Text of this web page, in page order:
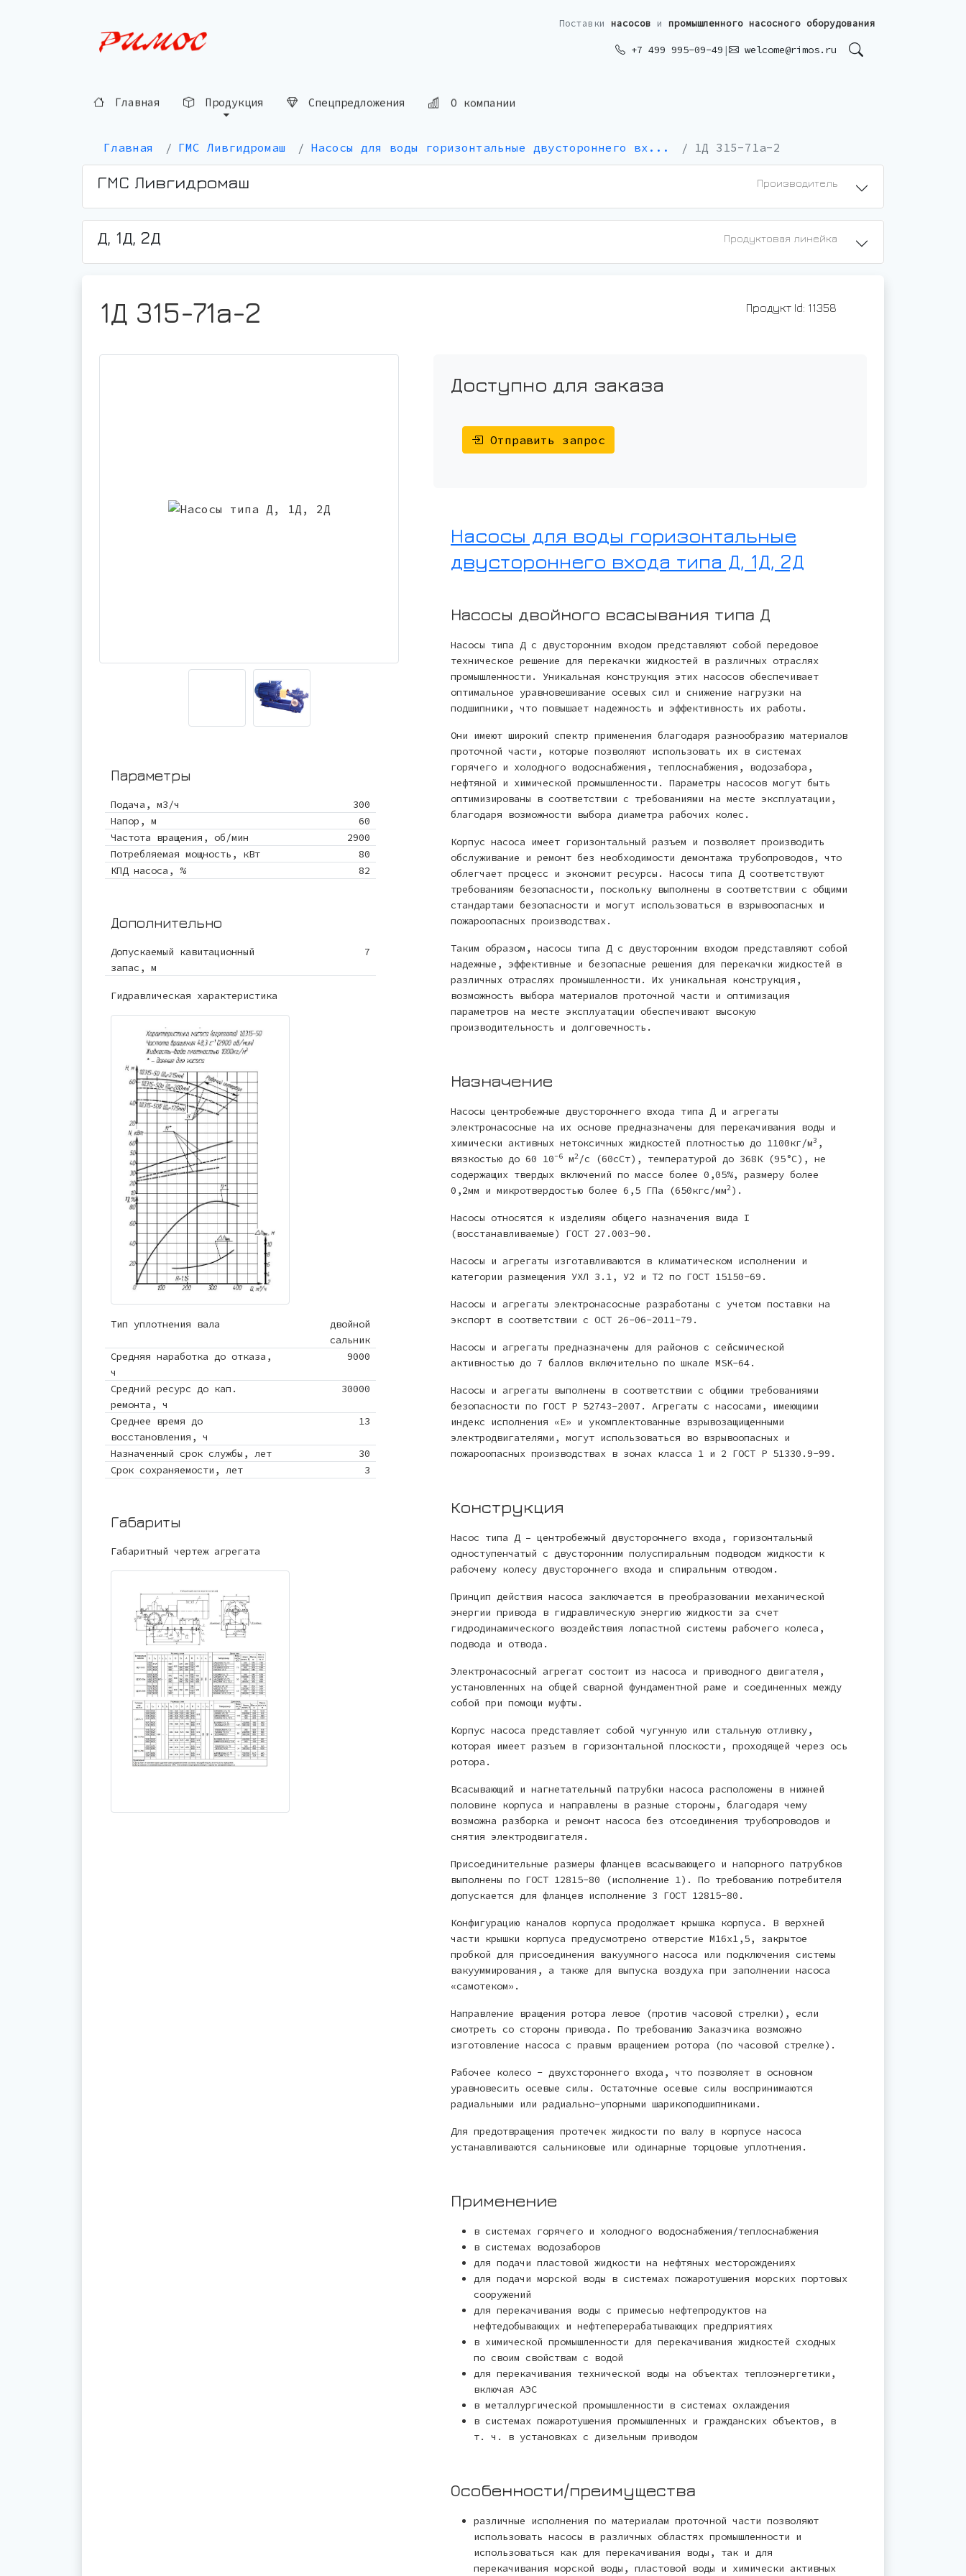
Поставки насосов и промышленного насосного оборудования
+7 499 995-09-49 | welcome@rimos.ru
Главная Продукция Спецпредложения О компании
Главная ГМС Ливгидромаш Насосы для воды горизонтальные двустороннего вх... 1Д 315-71а-2
ГМС Ливгидромаш Производитель
Д, 1Д, 2Д Продуктовая линейка
1Д 315-71а-2 Продукт Id: 11358
Параметры
Подача, м3/ч
300
Напор, м
60
Частота вращения, об/мин
2900
Потребляемая мощность, кВт
80
КПД насоса, %
82
Дополнительно
Допускаемый кавитационный
запас, м
7
Гидравлическая характеристика
Тип уплотнения вала
двойной
сальник
Средняя наработка до отказа,
ч
9000
Средний ресурс до кап.
ремонта, ч
30000
Среднее время до
восстановления, ч
13
Назначенный срок службы, лет
30
Срок сохраняемости, лет
3
Габариты
Габаритный чертеж агрегата
Доступно для заказа
Отправить запрос
Насосы для воды горизонтальные
двустороннего входа типа Д, 1Д, 2Д
Насосы двойного всасывания типа Д
Насосы типа Д с двусторонним входом представляют собой передовое
техническое решение для перекачки жидкостей в различных отраслях
промышленности. Уникальная конструкция этих насосов обеспечивает
оптимальное уравновешивание осевых сил и снижение нагрузки на
подшипники, что повышает надежность и эффективность их работы.
Они имеют широкий спектр применения благодаря разнообразию материалов
проточной части, которые позволяют использовать их в системах
горячего и холодного водоснабжения, теплоснабжения, водозабора,
нефтяной и химической промышленности. Параметры насосов могут быть
оптимизированы в соответствии с требованиями на месте эксплуатации,
благодаря возможности выбора диаметра рабочих колес.
Корпус насоса имеет горизонтальный разъем и позволяет производить
обслуживание и ремонт без необходимости демонтажа трубопроводов, что
облегчает процесс и экономит ресурсы. Насосы типа Д соответствуют
требованиям безопасности, поскольку выполнены в соответствии с общими
стандартами безопасности и могут использоваться в взрывоопасных и
пожароопасных производствах.
Таким образом, насосы типа Д с двусторонним входом представляют собой
надежные, эффективные и безопасные решения для перекачки жидкостей в
различных отраслях промышленности. Их уникальная конструкция,
возможность выбора материалов проточной части и оптимизация
параметров на месте эксплуатации обеспечивают высокую
производительность и долговечность.
Назначение
Насосы центробежные двустороннего входа типа Д и агрегаты
электронасосные на их основе предназначены для перекачивания воды и
химически активных нетоксичных жидкостей плотностью до 1100кг/м3 ,
вязкостью до 60 10-6 м2/с (60сСт), температурой до 368К (95°С), не
содержащих твердых включений по массе более 0,05%, размеру более
0,2мм и микротвердостью более 6,5 ГПа (650кгс/мм2).
Насосы относятся к изделиям общего назначения вида I
(восстанавливаемые) ГОСТ 27.003-90.
Насосы и агрегаты изготавливаются в климатическом исполнении и
категории размещения УХЛ 3.1, У2 и Т2 по ГОСТ 15150-69.
Насосы и агрегаты электронасосные разработаны с учетом поставки на
экспорт в соответствии с ОСТ 26-06-2011-79.
Насосы и агрегаты предназначены для районов с сейсмической
активностью до 7 баллов включительно по шкале MSK-64.
Насосы и агрегаты выполнены в соответствии с общими требованиями
безопасности по ГОСТ Р 52743-2007. Агрегаты с насосами, имеющими
индекс исполнения «Е» и укомплектованные взрывозащищенными
электродвигателями, могут использоваться во взрывоопасных и
пожароопасных производствах в зонах класса 1 и 2 ГОСТ Р 51330.9-99.
Конструкция
Насос типа Д – центробежный двустороннего входа, горизонтальный
одноступенчатый с двусторонним полуспиральным подводом жидкости к
рабочему колесу двустороннего входа и спиральным отводом.
Принцип действия насоса заключается в преобразовании механической
энергии привода в гидравлическую энергию жидкости за счет
гидродинамического воздействия лопастной системы рабочего колеса,
подвода и отвода.
Электронасосный агрегат состоит из насоса и приводного двигателя,
установленных на общей сварной фундаментной раме и соединенных между
собой при помощи муфты.
Корпус насоса представляет собой чугунную или стальную отливку,
которая имеет разъем в горизонтальной плоскости, проходящей через ось
ротора.
Всасывающий и нагнетательный патрубки насоса расположены в нижней
половине корпуса и направлены в разные стороны, благодаря чему
возможна разборка и ремонт насоса без отсоединения трубопроводов и
снятия электродвигателя.
Присоединительные размеры фланцев всасывающего и напорного патрубков
выполнены по ГОСТ 12815-80 (исполнение 1). По требованию потребителя
допускается для фланцев исполнение 3 ГОСТ 12815-80.
Конфигурацию каналов корпуса продолжает крышка корпуса. В верхней
части крышки корпуса предусмотрено отверстие М16х1,5, закрытое
пробкой для присоединения вакуумного насоса или подключения системы
вакууммирования, а также для выпуска воздуха при заполнении насоса
«самотеком».
Направление вращения ротора левое (против часовой стрелки), если
смотреть со стороны привода. По требованию Заказчика возможно
изготовление насоса с правым вращением ротора (по часовой стрелке).
Рабочее колесо - двухстороннего входа, что позволяет в основном
уравновесить осевые силы. Остаточные осевые силы воспринимаются
радиальными или радиально-упорными шарикоподшипниками.
Для предотвращения протечек жидкости по валу в корпусе насоса
устанавливаются сальниковые или одинарные торцовые уплотнения.
Применение
в системах горячего и холодного водоснабжения/теплоснабжения
в системах водозаборов
для подачи пластовой жидкости на нефтяных месторождениях
для подачи морской воды в системах пожаротушения морских портовых
сооружений
для перекачивания воды с примесью нефтепродуктов на
нефтедобывающих и нефтеперерабатывающих предприятиях
в химической промышленности для перекачивания жидкостей сходных
по своим свойствам с водой
для перекачивания технической воды на объектах теплоэнергетики,
включая АЭС
в металлургической промышленности в системах охлаждения
в системах пожаротушения промышленных и гражданских объектов, в
т. ч. в установках с дизельным приводом
Особенности/преимущества
различные исполнения по материалам проточной части позволяют
использовать насосы в различных областях промышленности и
использоваться как для перекачивания воды, так и для
перекачивания морской воды, пластовой воды и химически активных